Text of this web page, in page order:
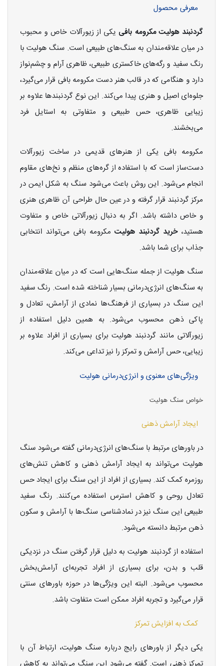
معرفی محصول
گردنبند هولیت مکرومه بافی یکی از زیورآلات خاص و محبوب
در میان علاقه‌مندان به سنگ‌های طبیعی است. سنگ هولیت با
رنگ سفید و رگه‌های خاکستری طبیعی، ظاهری آرام و چشم‌نواز
دارد و هنگامی که در قالب هنر دست مکرومه بافی قرار می‌گیرد،
جلوه‌ای اصیل و هنری پیدا می‌کند. این نوع گردنبندها علاوه بر
زیبایی ظاهری، حس طبیعی و متفاوتی به استایل فرد
می‌بخشند.
مکرومه بافی یکی از هنرهای قدیمی در ساخت زیورآلات
دست‌ساز است که با استفاده از گره‌های منظم و نخ‌های مقاوم
انجام می‌شود. این روش باعث می‌شود سنگ به شکل ایمن در
مرکز گردنبند قرار گرفته و در عین حال طراحی آن ظاهری هنری
و خاص داشته باشد. اگر به دنبال زیورآلاتی خاص و متفاوت
هستید، خرید گردنبند هولیت مکرومه بافی می‌تواند انتخابی
جذاب برای شما باشد.
سنگ هولیت از جمله سنگ‌هایی است که در میان علاقه‌مندان
به سنگ‌های انرژی‌درمانی بسیار شناخته شده است. رنگ سفید
این سنگ در بسیاری از فرهنگ‌ها نمادی از آرامش، تعادل و
پاکی ذهن محسوب می‌شود. به همین دلیل استفاده از
زیورآلاتی مانند گردنبند هولیت برای بسیاری از افراد علاوه بر
زیبایی، حس آرامش و تمرکز را نیز تداعی می‌کند.
ویژگی‌های معنوی و انرژی‌درمانی هولیت
خواص سنگ هولیت
ایجاد آرامش ذهنی
در باورهای مرتبط با سنگ‌های انرژی‌درمانی گفته می‌شود سنگ
هولیت می‌تواند به ایجاد آرامش ذهنی و کاهش تنش‌های
روزمره کمک کند. بسیاری از افراد از این سنگ برای ایجاد حس
تعادل روحی و کاهش استرس استفاده می‌کنند. رنگ سفید
طبیعی این سنگ نیز در نمادشناسی سنگ‌ها با آرامش و سکون
ذهن مرتبط دانسته می‌شود.
استفاده از گردنبند هولیت به دلیل قرار گرفتن سنگ در نزدیکی
قلب و بدن، برای بسیاری از افراد تجربه‌ای آرامش‌بخش
محسوب می‌شود. البته این ویژگی‌ها در حوزه باورهای سنتی
قرار می‌گیرد و تجربه افراد ممکن است متفاوت باشد.
کمک به افزایش تمرکز
یکی دیگر از باورهای رایج درباره سنگ هولیت، ارتباط آن با